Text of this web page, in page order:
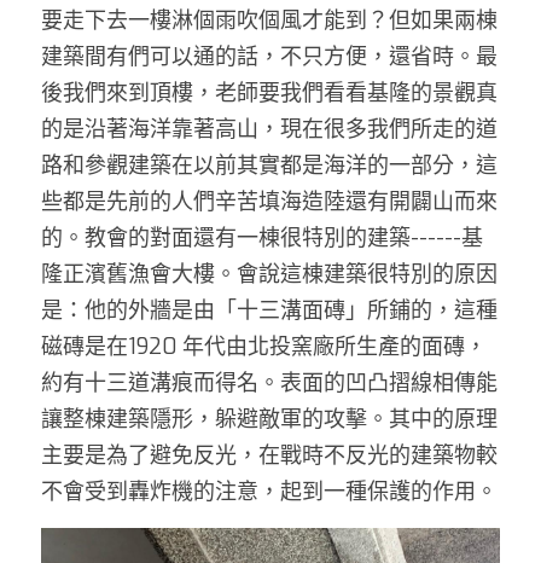
要走下去一樓淋個雨吹個風才能到？但如果兩棟
建築間有們可以通的話，不只方便，還省時。最
後我們來到頂樓，老師要我們看看基隆的景觀真
的是沿著海洋靠著高山，現在很多我們所走的道
路和參觀建築在以前其實都是海洋的一部分，這
些都是先前的人們辛苦填海造陸還有開闢山而來
的。教會的對面還有一棟很特別的建築------基
隆正濱舊漁會大樓。會說這棟建築很特別的原因
是：他的外牆是由「十三溝面磚」所鋪的，這種
磁磚是在1920 年代由北投窯廠所生產的面磚，
約有十三道溝痕而得名。表面的凹凸摺線相傳能
讓整棟建築隱形，躲避敵軍的攻擊。其中的原理
主要是為了避免反光，在戰時不反光的建築物較
不會受到轟炸機的注意，起到一種保護的作用。